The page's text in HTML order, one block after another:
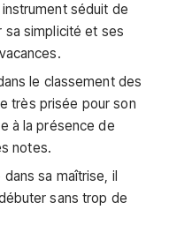
séduit de
sa simplicité et ses
le classement des
très prisée pour son
à la présence de
notes.
sa maîtrise, il
sans trop de